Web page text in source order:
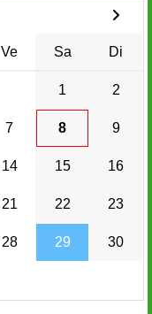
Ve Sa Di
1 2
7 8 9
14 15 16
21 22 23
28 29 30